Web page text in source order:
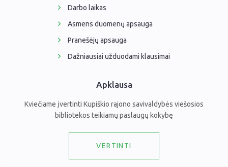
Darbo laikas
Asmens duomenų apsauga
Pranešėjų apsauga
Dažniausiai užduodami klausimai
Apklausa
Kviečiame įvertinti Kupiškio rajono savivaldybės viešosios
bibliotekos teikiamų paslaugų kokybę
VERTINTI